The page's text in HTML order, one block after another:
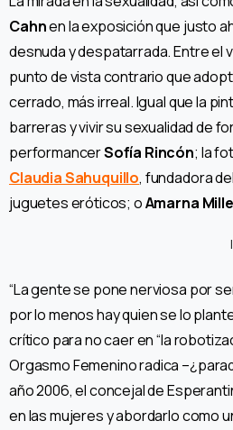
Cahnen la exposición que justo
desnuda y despatarrada. Entre el
punto de vista contrario que
cerrado, más irreal. Igual que la
barreras y vivir su sexualidad de
performancerSofía Rincón; la
Claudia Sahuquillo, fundadora
juguetes eróticos; oAmarna
“La gente se pone nerviosa por
por lo menos hay quien se lo
crítico para no caer en “la
Orgasmo Femenino radica
año 2006, el concejal de
en las mujeres y abordarlo como